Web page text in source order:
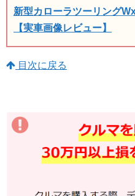
新型カローラツーリング
【実車画像レビュー】
目次に戻る